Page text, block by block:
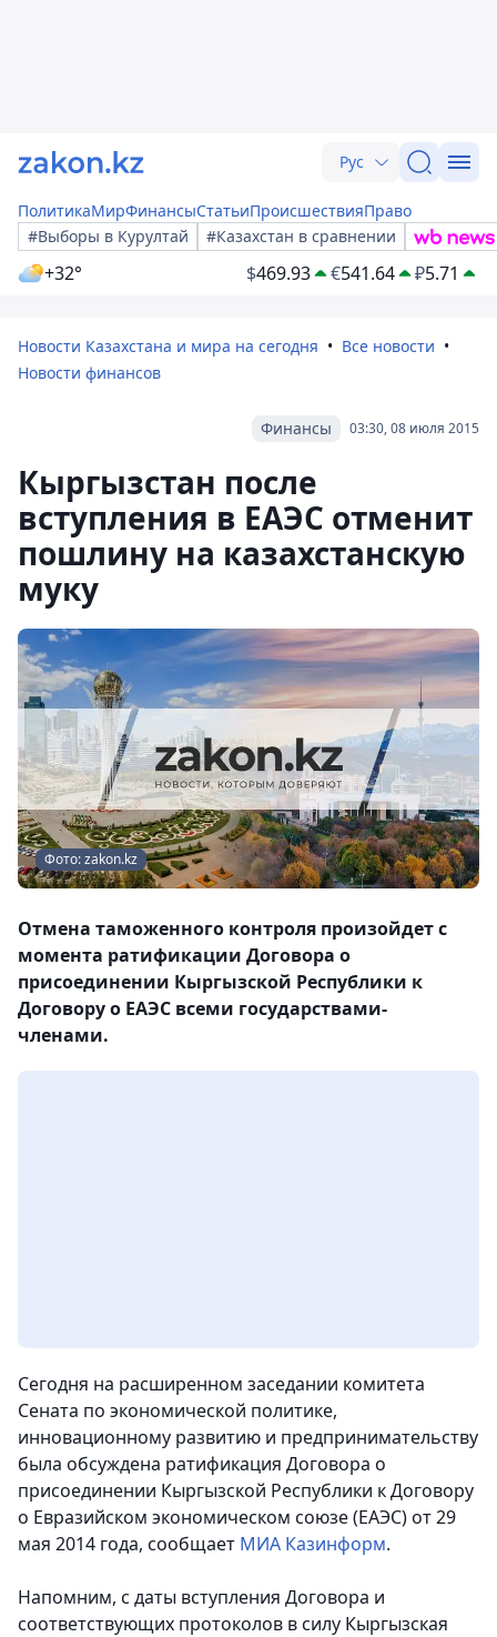
Рус
ПолитикаМирФинансыСтатьиПроисшествияПраво
#Выборы в Курултай
#Казахстан в сравнении
+32° $469.93 €541.64 ₽5.71
Новости Казахстана и мира на сегодня
Все новости
Новости финансов
03:30, 08 июля 2015
Финансы
Кыргызстан после
вступления в ЕАЭС отменит
пошлину на казахстанскую
муку
Фото: zakon.kz
Отмена таможенного контроля произойдет с
момента ратификации Договора о
присоединении Кыргызской Республики к
Договору о ЕАЭС всеми государствами-
членами.
Сегодня на расширенном заседании комитета
Сената по экономической политике,
инновационному развитию и предпринимательству
была обсуждена ратификация Договора о
присоединении Кыргызской Республики к Договору
о Евразийском экономическом союзе (ЕАЭС) от 29
мая 2014 года, сообщает МИА Казинформ.
Напомним, с даты вступления Договора и
соответствующих протоколов в силу Кыргызская